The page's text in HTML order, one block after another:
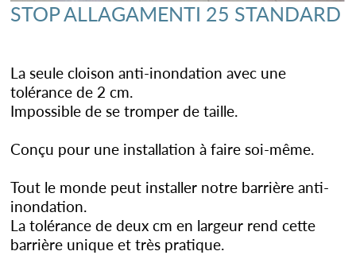
STOP ALLAGAMENTI 25 STANDARD
La seule cloison anti-inondation avec une
tolérance de 2 cm.
Impossible de se tromper de taille.
Conçu pour une installation à faire soi-même.
Tout le monde peut installer notre barrière anti-
inondation.
La tolérance de deux cm en largeur rend cette
barrière unique et très pratique.